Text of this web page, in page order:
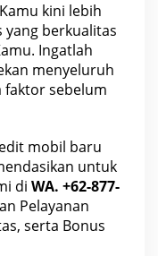
kini lebih
berkualitas
Ingatlah
menyeluruh
faktor sebelum
mobil baru
untuk
di WA. +62-877-
Pelayanan
serta Bonus